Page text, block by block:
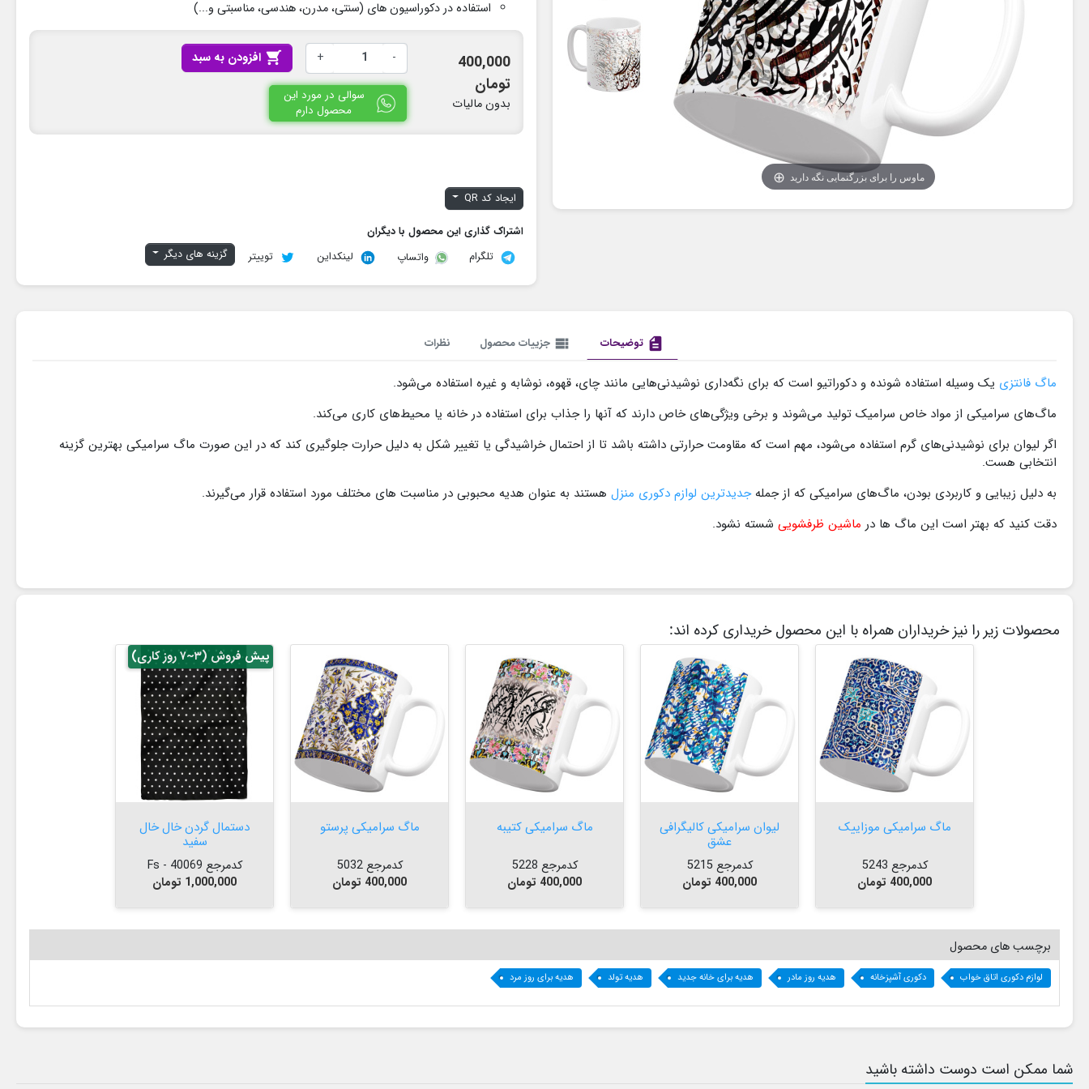
ماوس را برای بزرگنمایی نگه دارید
استفاده در دکوراسیون های (سنتی، مدرن، هندسی، مناسبتی و...)
400,000
تومان
بدون مالیات
-
+

سوالی در مورد این
محصول دارم
ایجاد کد QR
اشتراک گذاری این محصول با دیگران
تلگرام
واتساپ لینکداین توییتر گزینه های دیگر
description توضیحات view_list جزییات محصول نظرات
ماگ فانتزی یک وسیله استفاده‌ شونده و دکوراتیو است که برای نگه‌داری نوشیدنی‌هایی مانند چای، قهوه، نوشابه و غیره استفاده می‌شود.
ماگ‌های سرامیکی از مواد خاص سرامیک تولید می‌شوند و برخی ویژگی‌های خاص دارند که آنها را جذاب برای استفاده در خانه یا محیط‌های کاری می‌کند.
اگر لیوان برای نوشیدنی‌های گرم استفاده می‌شود، مهم است که مقاومت حرارتی داشته باشد تا از احتمال خراشیدگی یا تغییر شکل به دلیل حرارت جلوگیری کند که در این صورت ماگ سرامیکی بهترین گزینه
انتخابی هست.
به دلیل زیبایی و کاربردی بودن، ماگ‌های سرامیکی که از جملهجدیدترین لوازم دکوری منزل هستند به عنوان هدیه محبوبی در مناسبت های مختلف مورد استفاده قرار می‌گیرند.
دقت کنید که بهتر است این ماگ ها در ماشین ظرفشویی شسته نشود.
محصولات زیر را نیز خریداران همراه با این محصول خریداری کرده اند:
ماگ سرامیکی موزاییک
کدمرجع 5243
قیمت
400,000 تومان
لیوان سرامیکی کالیگرافی
عشق
کدمرجع 5215
قیمت
400,000 تومان
ماگ سرامیکی کتیبه
کدمرجع 5228
قیمت
400,000 تومان
ماگ سرامیکی پرستو
کدمرجع 5032
قیمت
400,000 تومان
دستمال گردن خال خال
سفید
کدمرجع 40069 - Fs
قیمت
1,000,000 تومان
پیش فروش (۳~۷ روز کاری)
برچسب های محصول
لوازم دکوری اتاق خواب دکوری آشپزخانه هدیه روز مادر هدیه برای خانه جدید هدیه تولد هدیه برای روز مرد
شما ممکن است دوست داشته باشید